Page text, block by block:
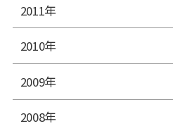
2011年
2010年
2009年
2008年